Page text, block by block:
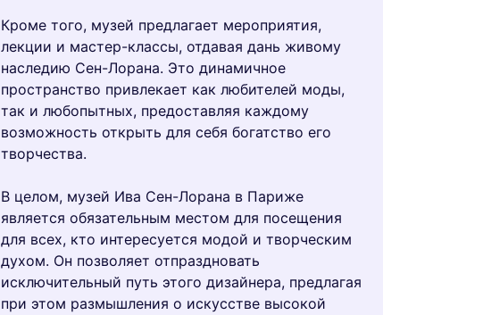
Кроме того, музей предлагает мероприятия,
лекции и мастер-классы, отдавая дань живому
наследию Сен-Лорана. Это динамичное
пространство привлекает как любителей моды,
так и любопытных, предоставляя каждому
возможность открыть для себя богатство его
творчества.
В целом, музей Ива Сен-Лорана в Париже
является обязательным местом для посещения
для всех, кто интересуется модой и творческим
духом. Он позволяет отпраздновать
исключительный путь этого дизайнера, предлагая
при этом размышления о искусстве высокой